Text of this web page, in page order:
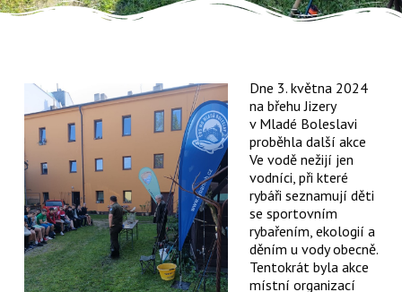
Dne 3. května 2024
na břehu Jizery
v Mladé Boleslavi
proběhla další akce
Ve vodě nežijí jen
vodníci, při které
rybáři seznamují děti
se sportovním
rybařením, ekologií a
děním u vody obecně.
Tentokrát byla akce
místní organizací